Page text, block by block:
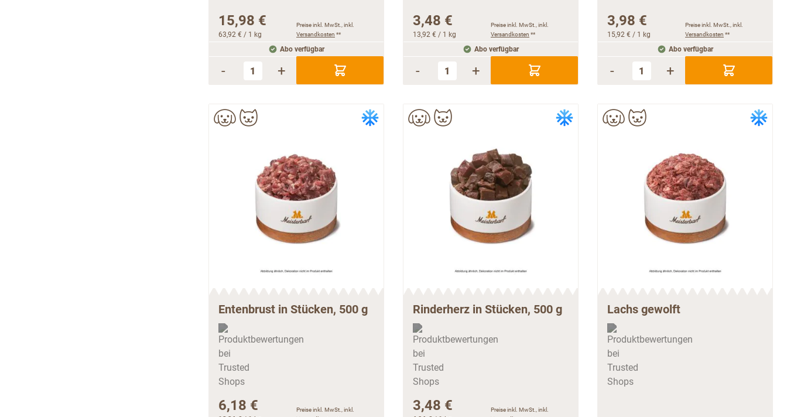
15,98 €
63,92 € / 1 kg
Preise inkl. MwSt., inkl.
Versandkosten **
Abo verfügbar
- +
3,48 €
13,92 € / 1 kg
Preise inkl. MwSt., inkl.
Versandkosten **
Abo verfügbar
- +
3,98 €
15,92 € / 1 kg
Preise inkl. MwSt., inkl.
Versandkosten **
Abo verfügbar
- +
Entenbrust in Stücken, 500 g
6,18 €
Preise inkl. MwSt., inkl.
Rinderherz in Stücken, 500 g
3,48 €
Preise inkl. MwSt., inkl.
Lachs gewolft